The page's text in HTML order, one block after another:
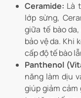
Ceramide: Là
lớp sừng,
giữa tế bào
bảo vệ da. Khi
cấp độ tế bào
Panthenol
năng làm dịu
giúp giảm